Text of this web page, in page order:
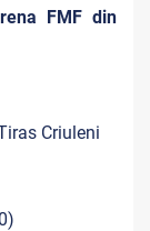
FMF din
Criuleni